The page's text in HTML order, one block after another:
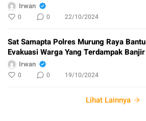
Irwan
0 0 22/10/2024
Sat Samapta Polres Murung Raya Bantu
Evakuasi Warga Yang Terdampak Banjir
Irwan
0 0 19/10/2024
Lihat Lainnya